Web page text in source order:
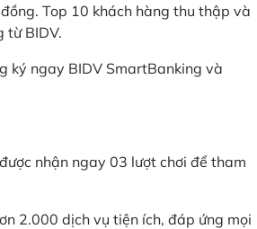
Top 10 khách hàng thu thập và
từ BIDV.
ký ngay BIDV SmartBanking và
nhận ngay 03 lượt chơi để tham
2.000 dịch vụ tiện ích, đáp ứng mọi